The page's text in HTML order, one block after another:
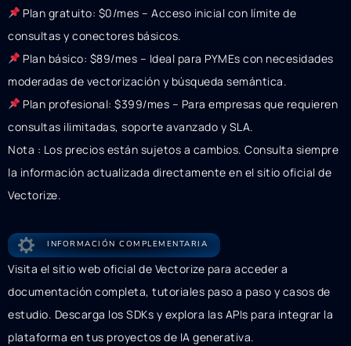
Plan gratuito: $0/mes – Acceso inicial con límite de
consultas y conectores básicos.
Plan básico: $89/mes – Ideal para PYMEs con necesidades
moderadas de vectorización y búsqueda semántica.
Plan profesional: $399/mes – Para empresas que requieren
consultas ilimitadas, soporte avanzado y SLA.
Nota : Los precios están sujetos a cambios. Consulta siempre
la información actualizada directamente en el sitio oficial de
Vectorize.
INFORMACIÓN COMPLEMENTARIA
Visita el sitio web oficial de Vectorize para acceder a
documentación completa, tutoriales paso a paso y casos de
estudio. Descarga los SDKs y explora las APIs para integrar la
plataforma en tus proyectos de IA generativa.